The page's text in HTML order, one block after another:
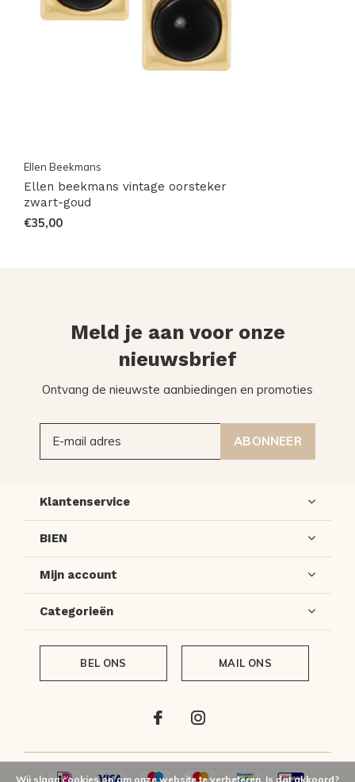
Ellen Beekmans
Ellen beekmans vintage oorsteker
zwart-goud
€35,00
Meld je aan voor onze
nieuwsbrief
Ontvang de nieuwste aanbiedingen en promoties
ABONNEER
Klantenservice
BIEN
Mijn account
Categorieën
BEL ONS MAIL ONS
Wij slaan cookies op om onze website te verbeteren. Is dat akkoord?